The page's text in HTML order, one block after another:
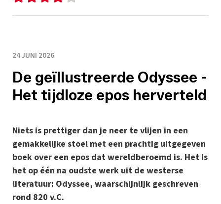
24 JUNI 2026
De geïllustreerde Odyssee -
Het tijdloze epos herverteld
Niets is prettiger dan je neer te vlijen in een
gemakkelijke stoel met een prachtig uitgegeven
boek over een epos dat wereldberoemd is. Het is
het op één na oudste werk uit de westerse
literatuur: Odyssee, waarschijnlijk geschreven
rond 820 v.C.